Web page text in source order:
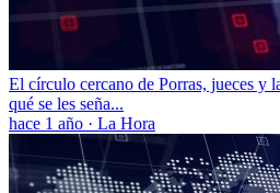
El círculo cercano de Porras, jueces y
qué se les seña...
hace 1 año · La Hora